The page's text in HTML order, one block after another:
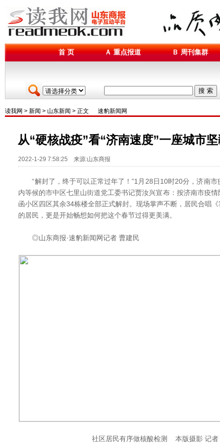
首 页 Ａ 重点报道 Ｂ 周刊集群
搜 索
读我网 > 新闻 > 山东新闻 > 正文 速豹新闻网
从“硬核战疫”看“济南速度”一座城市
2022-1-29 7:58:25 来源:山东商报
“解封了，终于可以正常过年了！”1月28日10时20分，济南市
内等候的市中区七里山街道党工委书记贾汝兴宣布：按济南市疫
函小区四区其余34栋楼全部正式解封。现场掌声不断，居民合唱
的居民，更是开始畅想如何把这个春节过得更美满。
◎山东商报·速豹新闻网记者 曹建民
社区居民有序做核酸检测 本版摄影 记者